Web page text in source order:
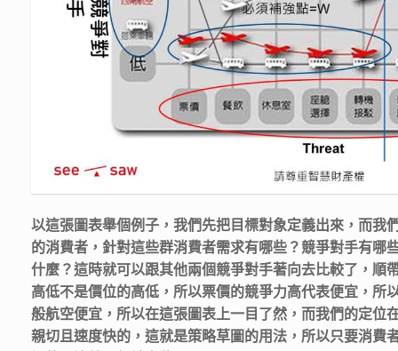
以這張圖表舉個例子，我們先把 目標對象定義出來，而我
的消費者 ，針對這些群消費者需求有哪些？競爭對手有哪
什麼？這時就可以跟其他兩個競爭對手著向去 比較了，順
高低不是價位的高低，所以票價的競爭力高代表便宜，所
般航空便宜，所以在這張圖表上一目了然，而我們的定位
親切且速度快的 ，這就是策略草圖的用法，所以只要消費